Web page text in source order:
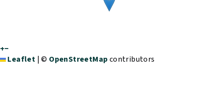
+−
Leaflet |© OpenStreetMapcontributors